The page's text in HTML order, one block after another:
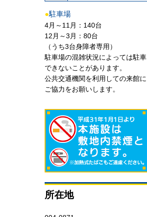
●駐車場
4月～11月：140台
12月～3月：80台
（うち3台身障者専用）
駐車場の混雑状況によっては駐車
できないことがあります。
公共交通機関を利用しての来館に
ご協力をお願いします。
所在地